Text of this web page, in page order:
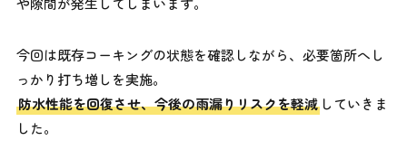
今回は既存コーキングの状態を確認しながら、必要箇所へし
っかり打ち増しを実施。
防水性能を回復させ、今後の雨漏りリスクを軽減していきま
した。